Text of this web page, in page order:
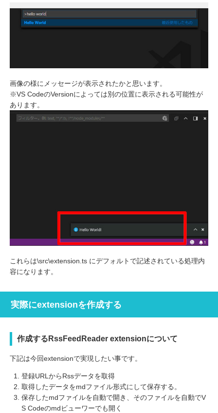
画像の様にメッセージが表示されたかと思います。
※VS CodeのVersionによっては別の位置に表示される可能性が
あります。
これらは\src\extension.ts にデフォルトで記述されている処理内
容になります。
実際にextensionを作成する
作成するRssFeedReader extensionについて
下記は今回extensionで実現したい事です。
登録URLからRssデータを取得
取得したデータをmdファイル形式にして保存する。
保存したmdファイルを自動で開き、そのファイルを自動でV
S Codeのmdビューワーでも開く